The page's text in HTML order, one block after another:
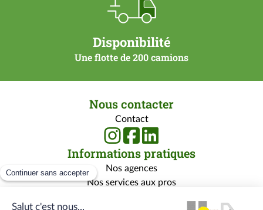
Disponibilité
Une flotte de 200 camions
Nous contacter
Contact
Informations pratiques
Nos agences
Nos services aux pros